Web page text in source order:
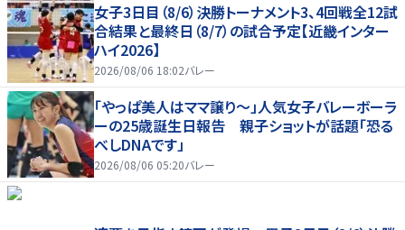
女子3日目（8/6）決勝トーナメント3、4回戦全12試
合結果と最終日（8/7）の試合予定【近畿インター
ハイ2026】
2026/08/06 18:02バレー
「やっぱ美人はママ譲り～」人気女子バレーボーラ
ーの25歳誕生日報告 親子ショットが話題「恐る
べしDNAです」
2026/08/06 05:20バレー